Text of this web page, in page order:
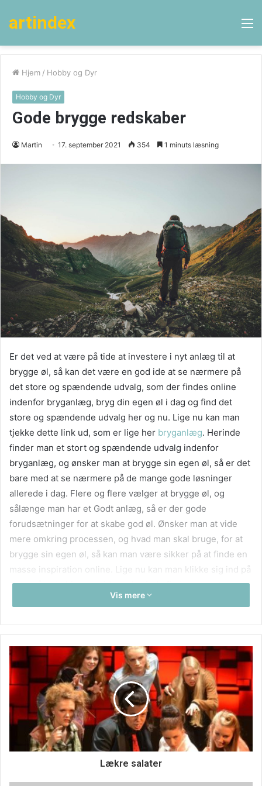
artindex
Hjem / Hobby og Dyr
Hobby og Dyr
Gode brygge redskaber
Martin 17. september 2021 354 1 minuts læsning
Er det ved at være på tide at investere i nyt anlæg til at
brygge øl, så kan det være en god ide at se nærmere på
det store og spændende udvalg, som der findes online
indenfor bryganlæg, bryg din egen øl i dag og find det
store og spændende udvalg her og nu. Lige nu kan man
tjekke dette link ud, som er lige her bryganlæg. Herinde
finder man et stort og spændende udvalg indenfor
bryganlæg, og ønsker man at brygge sin egen øl, så er det
bare med at se nærmere på de mange gode løsninger
allerede i dag. Flere og flere vælger at brygge øl, og
sålænge man har et Godt anlæg, så er der gode
forudsætninger for at skabe god øl. Ønsker man at vide
mere omkring processen, og hvad man skal bruge, for at
brygge sin egen øl, så kan man være sikker på at finde en
masse inspiration online. Lige nu kan man klikke sig ind på
ovenstående hjemmeside og herinde finder man et
forrygende anlæg, gode priser på disse kvalitetsprodukter
Vis mere
Lækre salater